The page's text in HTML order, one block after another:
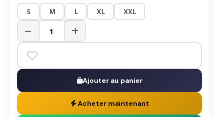
S M L XL XXL
Ajouter au panier
Acheter maintenant